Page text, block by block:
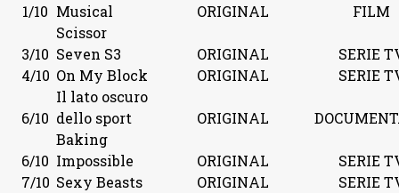
1/10 Musical
ORIGINAL FILM
3/10
Scissor
Seven S3
ORIGINAL
SERIE
4/10 On My Block ORIGINAL SERIE
6/10
Il lato oscuro
dello sport
ORIGINAL
6/10
Baking
Impossible
ORIGINAL
SERIE
7/10 Sexy Beasts ORIGINAL
SERIE